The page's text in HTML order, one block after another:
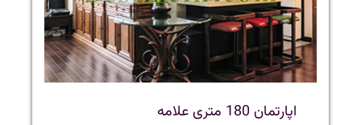
اپارتمان 180 متری علامه